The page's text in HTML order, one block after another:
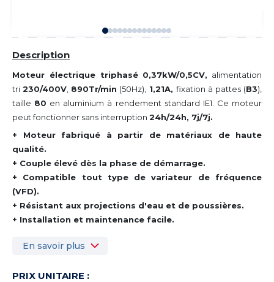
Description
Moteur électrique triphasé 0,37kW/0,5CV, alimentation
tri230/400V 890Tr/min (50Hz), 1,21A, fixation à pattes (B3),
taille 80 en aluminium à rendement standard IE1. Ce moteur
peut fonctionner sans interruption 24h/24h, 7j/7j.
+ Moteur fabriqué à partir de matériaux de haute
qualité.
+ Couple élevé dès la phase de démarrage.
+ Compatible tout type de variateur de fréquence
(VFD).
+ Résistant aux projections d'eau et de poussières.
+ Installation et maintenance facile.
En savoir plus
PRIX UNITAIRE :